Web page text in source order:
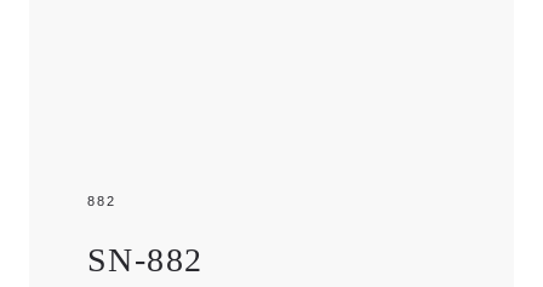
882
SN-882